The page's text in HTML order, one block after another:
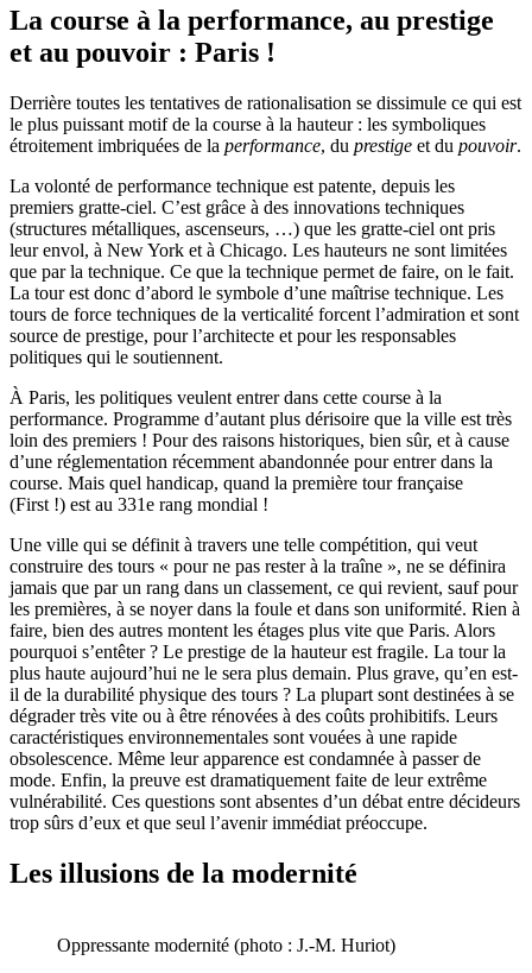
La course à la performance, au prestige
et au pouvoir : Paris !
Derrière toutes les tentatives de rationalisation se dissimule ce qui est
le plus puissant motif de la course à la hauteur : les symboliques
étroitement imbriquées de la performance, du prestige et du pouvoir.
La volonté de performance technique est patente, depuis les
premiers gratte-ciel. C’est grâce à des innovations techniques
(structures métalliques, ascenseurs, …) que les gratte-ciel ont pris
leur envol, à New York et à Chicago. Les hauteurs ne sont limitées
que par la technique. Ce que la technique permet de faire, on le fait.
La tour est donc d’abord le symbole d’une maîtrise technique. Les
tours de force techniques de la verticalité forcent l’admiration et sont
source de prestige, pour l’architecte et pour les responsables
politiques qui le soutiennent.
À Paris, les politiques veulent entrer dans cette course à la
performance. Programme d’autant plus dérisoire que la ville est très
loin des premiers ! Pour des raisons historiques, bien sûr, et à cause
d’une réglementation récemment abandonnée pour entrer dans la
course. Mais quel handicap, quand la première tour française
(First !) est au 331e rang mondial !
Une ville qui se définit à travers une telle compétition, qui veut
construire des tours « pour ne pas rester à la traîne », ne se définira
jamais que par un rang dans un classement, ce qui revient, sauf pour
les premières, à se noyer dans la foule et dans son uniformité. Rien à
faire, bien des autres montent les étages plus vite que Paris. Alors
pourquoi s’entêter ? Le prestige de la hauteur est fragile. La tour la
plus haute aujourd’hui ne le sera plus demain. Plus grave, qu’en est-
il de la durabilité physique des tours ? La plupart sont destinées à se
dégrader très vite ou à être rénovées à des coûts prohibitifs. Leurs
caractéristiques environnementales sont vouées à une rapide
obsolescence. Même leur apparence est condamnée à passer de
mode. Enfin, la preuve est dramatiquement faite de leur extrême
vulnérabilité. Ces questions sont absentes d’un débat entre décideurs
trop sûrs d’eux et que seul l’avenir immédiat préoccupe.
Les illusions de la modernité
Oppressante modernité (photo : J.-M. Huriot)